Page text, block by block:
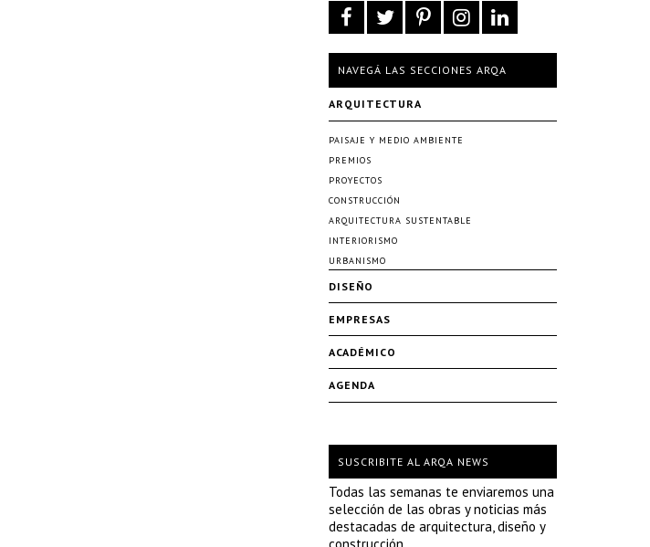
NAVEGÁ LAS SECCIONES ARQA
ARQUITECTURA
PAISAJE Y MEDIO AMBIENTE
PREMIOS
PROYECTOS
CONSTRUCCIÓN
ARQUITECTURA SUSTENTABLE
INTERIORISMO
URBANISMO
DISEÑO
EMPRESAS
ACADÉMICO
AGENDA
SUSCRIBITE AL ARQA NEWS
Todas las semanas te enviaremos una
selección de las obras y noticias más
destacadas de arquitectura, diseño y